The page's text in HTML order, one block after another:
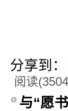
分享到：
阅读
与“愿